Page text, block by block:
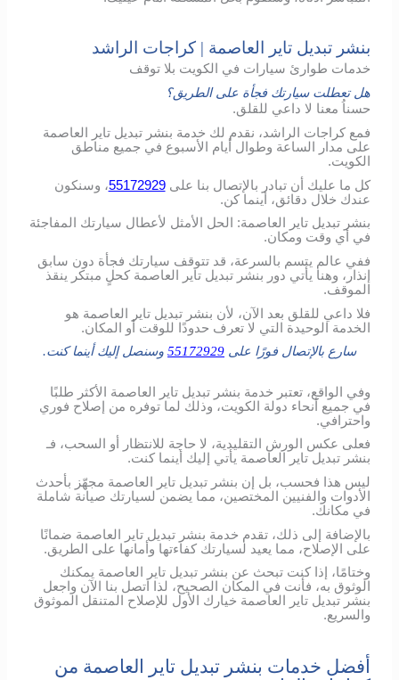
بنشر تبديل تاير العاصمة | كراجات الراشد
خدمات طوارئ سيارات في الكويت بلا توقف
هل تعطلت سيارتك فجأة على الطريق؟
حسناُ معنا لا داعي للقلق.
فمع كراجات الراشد، نقدم لك خدمة بنشر تبديل تاير العاصمة
على مدار الساعة وطوال أيام الأسبوع في جميع مناطق
الكويت.
كل ما عليك أن تبادر بالإتصال بنا على55172929، وسنكون
عندك خلال دقائق، أينما كن.
بنشر تبديل تاير العاصمة: الحل الأمثل لأعطال سيارتك المفاجئة
في أي وقت ومكان.
ففي عالم يتسم بالسرعة، قد تتوقف سيارتك فجأة دون سابق
إنذار، وهنا يأتي دور بنشر تبديل تاير العاصمة كحلٍ مبتكر ينقذ
الموقف.
فلا داعي للقلق بعد الآن، لأن بنشر تبديل تاير العاصمة هو
الخدمة الوحيدة التي لا تعرف حدودًا للوقت أو المكان.
سارع بالإتصال فورًا على 55172929 وسنصل إليك أينما كنت.
وفي الواقع، تعتبر خدمة بنشر تبديل تاير العاصمة الأكثر طلبًا
في جميع أنحاء دولة الكويت، وذلك لما توفره من إصلاح فوري
واحترافي.
فعلى عكس الورش التقليدية، لا حاجة للانتظار أو السحب، فـ
بنشر تبديل تاير العاصمة يأتي إليك أينما كنت.
ليس هذا فحسب، بل إن بنشر تبديل تاير العاصمة مجهّز بأحدث
الأدوات والفنيين المختصين، مما يضمن لسيارتك صيانة شاملة
في مكانك.
بالإضافة إلى ذلك، تقدم خدمة بنشر تبديل تاير العاصمة ضمانًا
على الإصلاح، مما يعيد لسيارتك كفاءتها وأمانها على الطريق.
وختامًا، إذا كنت تبحث عن بنشر تبديل تاير العاصمة يمكنك
الوثوق به، فأنت في المكان الصحيح، لذا اتصل بنا الآن واجعل
بنشر تبديل تاير العاصمة خيارك الأول للإصلاح المتنقل الموثوق
والسريع.
أفضل خدمات بنشر تبديل تاير العاصمة من